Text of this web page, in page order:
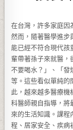
在台灣，許多家庭因
然而，隨著醫學進步
能已經不符合現代孩
輩帶著孫子來就醫，
不要喝水？」、「發
等。這些看似單純的
此，越來越多醫療機
科醫師親自指導，將
來的生活知識。課程
程、居家安全、疾病